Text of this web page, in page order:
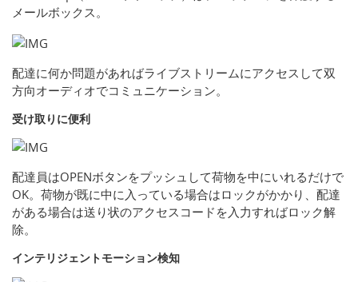
メールボックス。
配達に何か問題があればライブストリームにアクセスして双
方向オーディオでコミュニケーション。
受け取りに便利
配達員はOPENボタンをプッシュして荷物を中にいれるだけで
OK。荷物が既に中に入っている場合はロックがかかり、配達
がある場合は送り状のアクセスコードを入力すればロック解
除。
インテリジェントモーション検知